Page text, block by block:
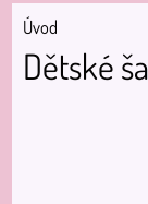
Úvod
Dětské